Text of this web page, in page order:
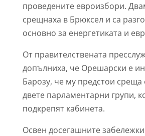
проведените евроизбори.
срещнаха в Брюксел и са
основно за енергетиката и
От правителствената
допълниха, че Орешарски е
Барозу, че му предстои среща
двете парламентарни групи,
подкрепят кабинета.
Освен досегашните